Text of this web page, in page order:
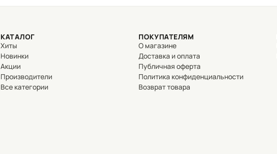
КАТАЛОГ
Хиты
Новинки
Акции
Производители
Все категории
ПОКУПАТЕЛЯМ
О магазине
Доставка и оплата
Публичная оферта
Политика конфиденциальности
Возврат товара